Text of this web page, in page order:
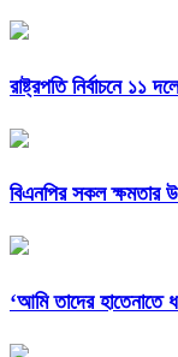
রাষ্ট্রপতি নির্বাচনে ১১
বিএনপির সকল ক্ষমতার
‘আমি তাদের হাতেনাতে